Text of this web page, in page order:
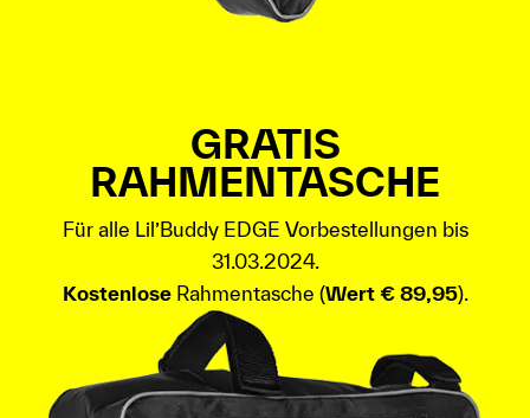
GRATIS
RAHMENTASCHE
Für alle Lil’Buddy EDGE Vorbestellungen bis
31.03.2024.
KostenloseRahmentasche (Wert € 89,95).